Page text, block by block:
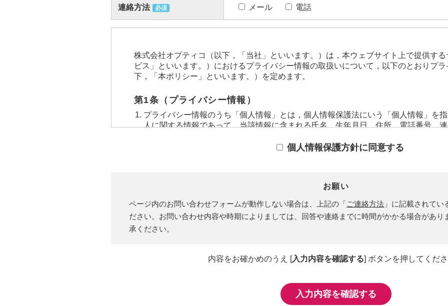
連絡方法 必須 メール 電話
株式会社オプティコ（以下，「当社」といいます。）は，本ウェブサイト上で提供す
ビス」といいます。）におけるプライバシー情報の取扱いについて，以下のとおりプ
下，「本ポリシー」といいます。）を定めます。
第1条（プライバシー情報）
プライバシー情報のうち「個人情報」とは，個人情報保護法にいう「個人情報」を
人に関する情報であって，当該情報に含まれる氏名，生年月日，住所，電話番号，
プライバシー情報のうち「履歴情報および特性情報」とは，上記に定める「個人情
第２条（プライバシー情報の収集方法）
当社は，ユーザーが利用登録をする際に氏名，生年月日，住所，電話番号，メール
クレジットカード番号，運転免許証番号などの個人情報をお尋ねすることがあります
当社は，ユーザーについて，利用したサービスやソフトウエア，購入した商品，閲
体識別情報などの履歴情報および特性情報を，ユーザーが当社や提携先のサービス
個人情報保護方針に同意する
お願い
ページ内のお問い合わせフォームが動作しない場合は、上記の「ご連絡方法 」に記載されてい
ださい。お問い合わせ内容や時期によりましては、回答や連絡までに時間がかかる場合があり
承ください。
内容をお確かめのうえ [入力内容を確認する] ボタンを押してくださ